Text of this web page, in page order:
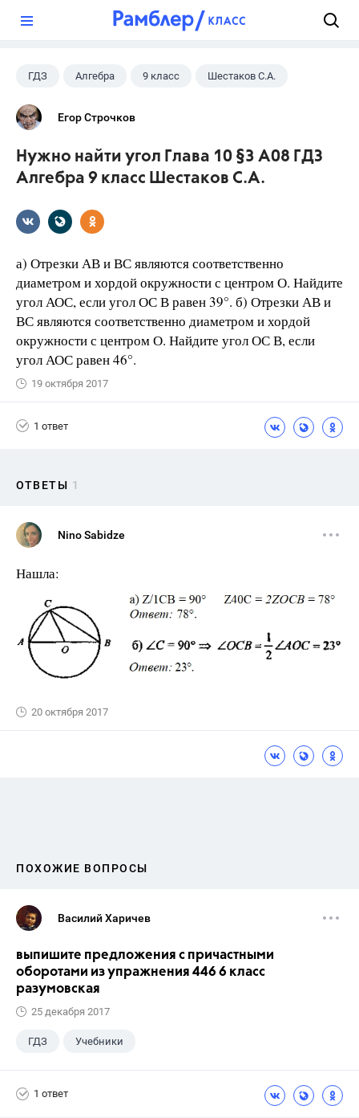
ГДЗ Алгебра 9 класс Шестаков С.А.
Егор Строчков
Нужно найти угол Глава 10 §3 А08 ГДЗ
Алгебра 9 класс Шестаков С.А.
а) Отрезки АВ и ВС являются соответственно
диаметром и хордой окружности с центром О. Найдите
угол АОС, если угол ОС В равен 39°. б) Отрезки АВ и
ВС являются соответственно диаметром и хордой
окружности с центром О. Найдите угол ОС В, если
угол АОС равен 46°.
19 октября 2017
1 ответ
ОТВЕТЫ 1
Nino Sabidze
Нашла:
20 октября 2017
ПОХОЖИЕ ВОПРОСЫ
Василий Харичев
выпишите предложения с причастными
оборотами из упражнения 446 6 класс
разумовская
25 декабря 2017
ГДЗ Учебники
1 ответ